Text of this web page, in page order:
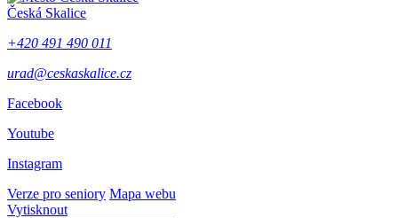
Česká Skalice
+420 491 490 011
urad@ceskaskalice.cz
Facebook
Youtube
Instagram
Verze pro seniory Mapa webu
Vytisknout